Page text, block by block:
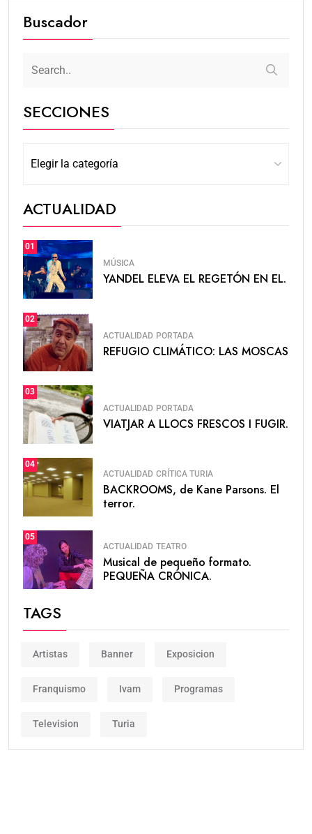
Buscador
SECCIONES
ACTUALIDAD
01
MÚSICA
YANDEL ELEVA EL REGETÓN EN EL.
02
ACTUALIDAD PORTADA
REFUGIO CLIMÁTICO: LAS MOSCAS
03
ACTUALIDAD PORTADA
VIATJAR A LLOCS FRESCOS I FUGIR.
04
ACTUALIDAD CRÍTICA TURIA
BACKROOMS, de Kane Parsons. El
terror.
05
ACTUALIDAD TEATRO
Musical de pequeño formato.
PEQUEÑA CRÓNICA.
TAGS
Artistas Banner Exposicion
Franquismo Ivam Programas
Television Turia